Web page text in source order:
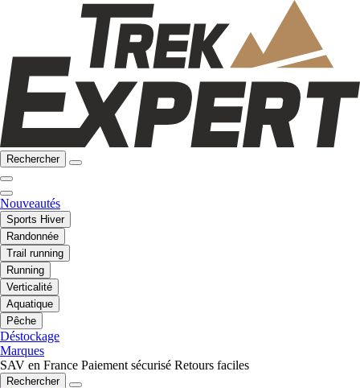
Rechercher
Nouveautés
Sports Hiver
Randonnée
Trail running
Running
Verticalité
Aquatique
Pêche
Déstockage
Marques
SAV en France Paiement sécurisé Retours faciles
Rechercher